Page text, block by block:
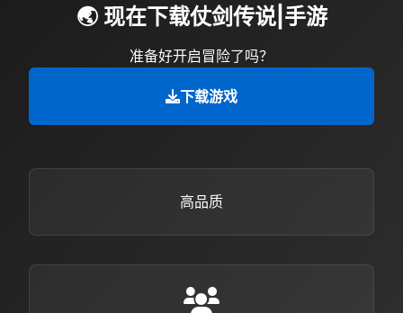
🌏 现在下载仗剑传说|手游
准备好开启冒险了吗？
下载游戏
高品质